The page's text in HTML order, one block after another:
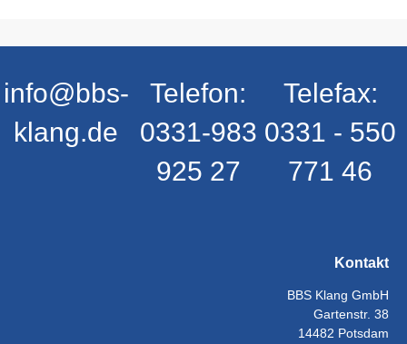
info@bbs-
klang.de
Telefon:
0331-983
925 27
Telefax:
0331 - 550
771 46
Kontakt
BBS Klang GmbH
Gartenstr. 38
14482 Potsdam